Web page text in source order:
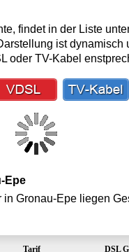
findet in der Liste
ist dynamisch
oder TV-Kabel
Epe
Gronau-Epe liegen
Tarif DSL